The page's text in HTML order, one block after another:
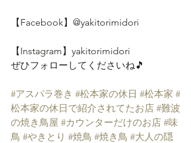
【Facebook】@yakitorimidori
【Instagram】yakitorimidori
ぜひフォローしてくださいね🎵
#アスパラ巻き #松本家の休日 #松本家 #
松本家の休日で紹介されてたお店 #難波
の焼き鳥屋 #カウンターだけのお店 #味
鳥 #やきとり #焼鳥 #焼き鳥 #大人の隠